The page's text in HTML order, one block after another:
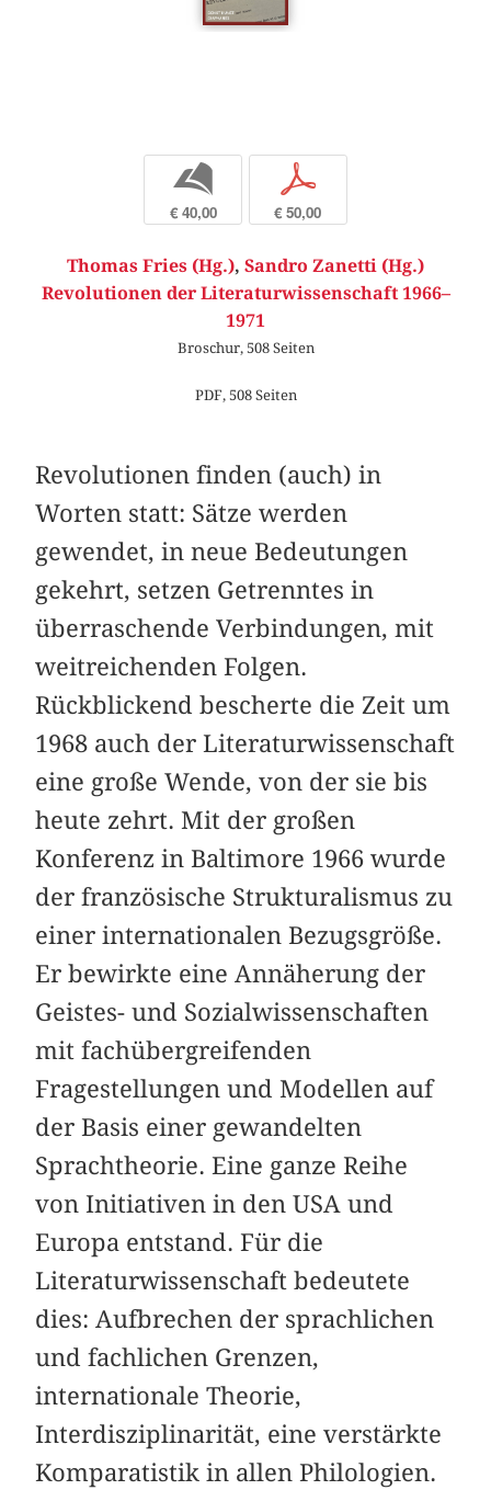
b
€ 40,00
p
€ 50,00
Thomas Fries (Hg.), Sandro Zanetti (Hg.)
Revolutionen der Literaturwissenschaft 1966–
1971
Broschur, 508 Seiten
PDF, 508 Seiten
Revolutionen finden (auch) in
Worten statt: Sätze werden
gewendet, in neue Bedeutungen
gekehrt, setzen Getrenntes in
überraschende Verbindungen, mit
weitreichenden Folgen.
Rückblickend bescherte die Zeit um
1968 auch der Literaturwissenschaft
eine große Wende, von der sie bis
heute zehrt. Mit der großen
Konferenz in Baltimore 1966 wurde
der französische Strukturalismus zu
einer internationalen Bezugsgröße.
Er bewirkte eine Annäherung der
Geistes- und Sozialwissenschaften
mit fachübergreifenden
Fragestellungen und Modellen auf
der Basis einer gewandelten
Sprachtheorie. Eine ganze Reihe
von Initiativen in den USA und
Europa entstand. Für die
Literaturwissenschaft bedeutete
dies: Aufbrechen der sprachlichen
und fachlichen Grenzen,
internationale Theorie,
Interdisziplinarität, eine verstärkte
Komparatistik in allen Philologien.